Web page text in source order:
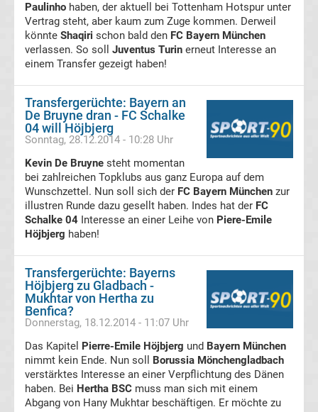
Bundesliga
Gerüchte
Transfergerüchte
international
Transfergerüchte
Deutschland
Transfergerüchte
England
Transfergerüchte
Italien
Transfergerüchte
Spanien
Top-
Aktuell
Paulinho haben, der aktuell bei Tottenham Hotspur unter
Vertrag steht, aber kaum zum Zuge kommen. Derweil
könnte Shaqiri schon bald den FC Bayern München
verlassen. So soll Juventus Turin erneut Interesse an
einem Transfer gezeigt haben!
Transfergerüchte: Bayern an
De Bruyne dran - FC Schalke
04 will Höjbjerg
Sonntag, 28.12.2014 - 10:28 Uhr
Kevin De Bruyne steht momentan
bei zahlreichen Topklubs aus ganz Europa auf dem
Wunschzettel. Nun soll sich der FC Bayern München zur
illustren Runde dazu gesellt haben. Indes hat der FC
Schalke 04 Interesse an einer Leihe von Piere-Emile
Höjbjerg haben!
Transfergerüchte: Bayerns
Höjbjerg zu Gladbach -
Mukhtar von Hertha zu
Benfica?
Donnerstag, 18.12.2014 - 11:07 Uhr
Das Kapitel Pierre-Emile Höjbjerg und Bayern München
nimmt kein Ende. Nun soll Borussia Mönchengladbach
verstärktes Interesse an einer Verpflichtung des Dänen
haben. Bei Hertha BSC muss man sich mit einem
Abgang von Hany Mukhtar beschäftigen. Er möchte zu